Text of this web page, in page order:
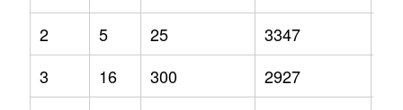
2
5 25 3347
3
16 300 2927